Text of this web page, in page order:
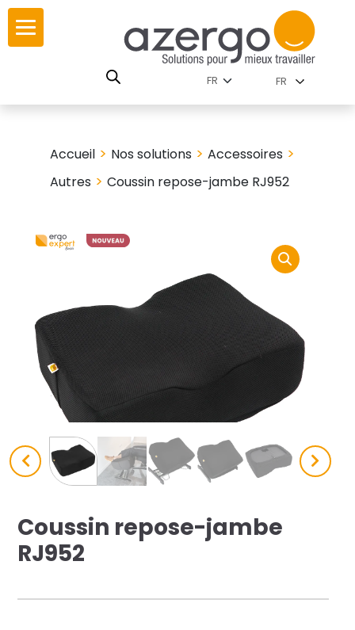
Skip
content
par famille
familles
solutions...
Vie
Azergo
FR
Accueil > Nos solutions >Accessoires >
Autres >Coussin repose-jambe RJ952
Coussin repose-jambe
RJ952